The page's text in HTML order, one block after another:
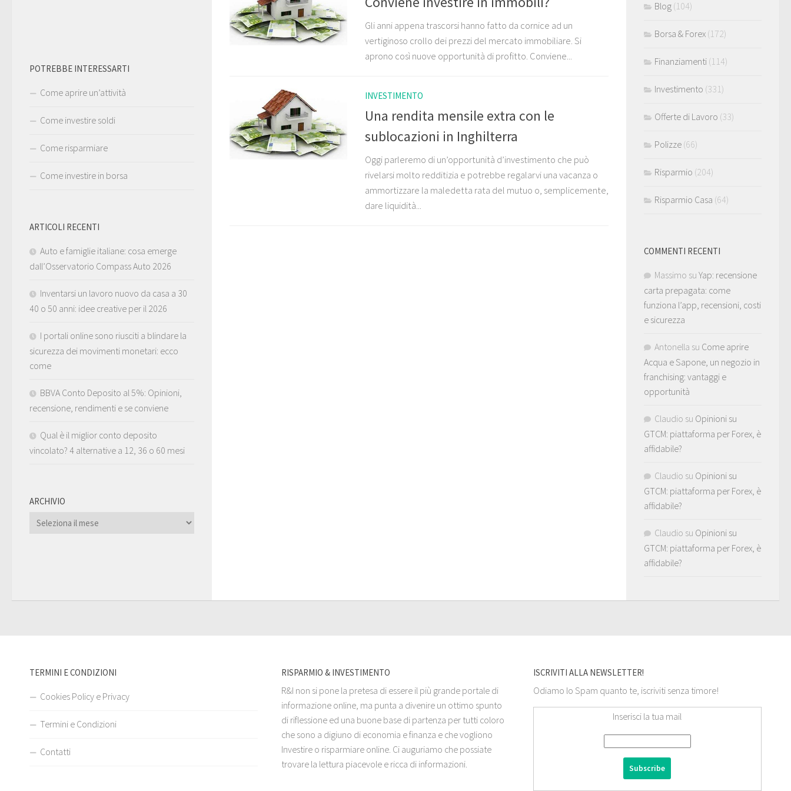
Gli anni appena trascorsi hanno fatto da cornice ad un
vertiginoso crollo dei prezzi del mercato immobiliare. Si
aprono così nuove opportunità di profitto. Conviene...
INVESTIMENTO
Una rendita mensile extra con le
sublocazioni in Inghilterra
Oggi parleremo di un’opportunità d’investimento che può
rivelarsi molto redditizia e potrebbe regalarvi una vacanza o
ammortizzare la maledetta rata del mutuo o, semplicemente,
dare liquidità...
POTREBBE INTERESSARTI
Come aprire un’attività
Come investire soldi
Come risparmiare
Come investire in borsa
ARTICOLI RECENTI
Auto e famiglie italiane: cosa emerge
dall’Osservatorio Compass Auto 2026
Inventarsi un lavoro nuovo da casa a 30
40 o 50 anni: idee creative per il 2026
I portali online sono riusciti a blindare la
sicurezza dei movimenti monetari: ecco
come
BBVA Conto Deposito al 5%: Opinioni,
recensione, rendimenti e se conviene
Qual è il miglior conto deposito
vincolato? 4 alternative a 12, 36 o 60 mesi
ARCHIVIO
ARCHIVIO
Blog (104)
Borsa & Forex (172)
Finanziamenti (114)
Investimento (331)
Offerte di Lavoro (33)
Polizze (66)
Risparmio (204)
Risparmio Casa (64)
COMMENTI RECENTI
Massimo su Yap: recensione
carta prepagata: come
funziona l’app, recensioni, costi
e sicurezza
Antonella su Come aprire
Acqua e Sapone, un negozio in
franchising: vantaggi e
opportunità
Claudio su Opinioni su
GTCM: piattaforma per Forex, è
affidabile?
Claudio su Opinioni su
GTCM: piattaforma per Forex, è
affidabile?
Claudio su Opinioni su
GTCM: piattaforma per Forex, è
affidabile?
TERMINI E CONDIZIONI
Cookies Policy e Privacy
Termini e Condizioni
Contatti
RISPARMIO & INVESTIMENTO
R&I non si pone la pretesa di essere il più grande portale di
informazione online, ma punta a divenire un ottimo spunto
di riflessione ed una buone base di partenza per tutti coloro
che sono a digiuno di economia e finanza e che vogliono
Investire o risparmiare online. Ci auguriamo che possiate
trovare la lettura piacevole e ricca di informazioni.
ISCRIVITI ALLA NEWSLETTER!
Odiamo lo Spam quanto te, iscriviti senza timore!
Inserisci la tua mail